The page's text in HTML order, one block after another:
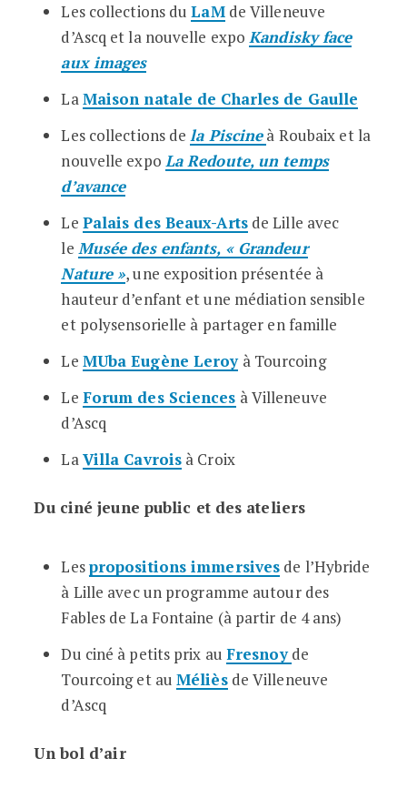
Les collections duLaMde Villeneuve
d’Ascq et la nouvelle expoKandisky face
aux images
LaMaison natale de Charles de Gaulle
Les collections dela Piscine à Roubaix et la
nouvelle expo La Redoute, un temps
d’avance
Le Palais des Beaux-Artsde Lille avec
le Musée des enfants, « Grandeur
Nature », une exposition présentée à
hauteur d’enfant et une médiation sensible
et polysensorielle à partager en famille
Le MUba Eugène Leroyà Tourcoing
Le Forum des Sciences à Villeneuve
d’Ascq
LaVilla Cavrois à Croix
Du ciné jeune public et des ateliers
Lespropositions immersives de l’Hybride
à Lille avec un programme autour des
Fables de La Fontaine (à partir de 4 ans)
Du ciné à petits prix au Fresnoy de
Tourcoing et auMélièsde Villeneuve
d’Ascq
Un bol d’air